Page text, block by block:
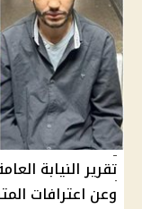
تقرير النيابة
وعن اعترافات